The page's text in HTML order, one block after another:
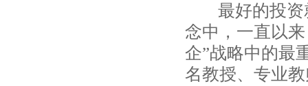
最好的投资就
念中，一直以
企”战略中的最
名教授、专业